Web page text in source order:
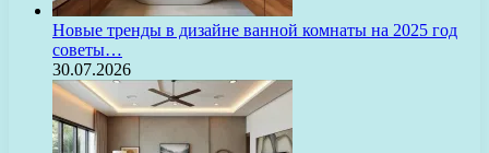
Новые тренды в дизайне ванной комнаты на 2025 год
советы…
30.07.2026